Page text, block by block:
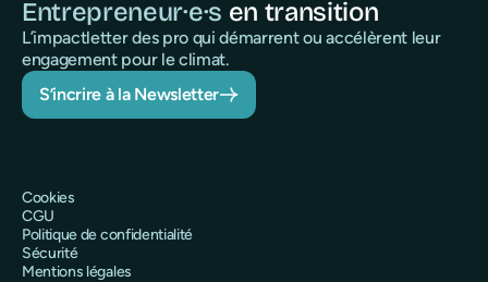
Entrepreneur·e·s en transition
L’impactletter des pro qui démarrent ou accélèrent leur
engagement pour le climat.
S’incrire à la Newsletter
Cookies
CGU
Politique de confidentialité
Sécurité
Mentions légales